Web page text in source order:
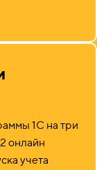
1С на три
онлайн
учета